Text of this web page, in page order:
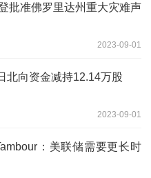
批准佛罗里达州重大灾难声
2023-09-01
北向资金减持12.14万股
2023-09-01
：美联储需要更长时